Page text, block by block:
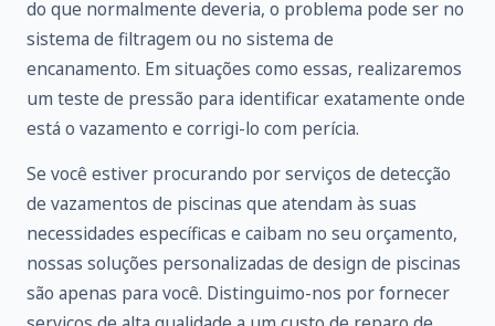
do que normalmente deveria, o problema pode ser no
sistema de filtragem ou no sistema de
encanamento. Em situações como essas, realizaremos
um teste de pressão para identificar exatamente onde
está o vazamento e corrigi-lo com perícia.
Se você estiver procurando por serviços de detecção
de vazamentos de piscinas que atendam às suas
necessidades específicas e caibam no seu orçamento,
nossas soluções personalizadas de design de piscinas
são apenas para você. Distinguimo-nos por fornecer